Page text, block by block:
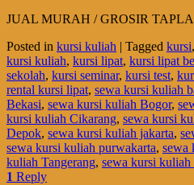
JUAL MURAH / GROSIR
Posted in kursi kuliah | Tagged kursi,
kursi kuliah, kursi lipat, kursi lipat
sekolah, kursi seminar, kursi test,
rental kursi lipat, sewa kursi kuliah
Bekasi, sewa kursi kuliah Bogor,
kursi kuliah Cikarang, sewa kursi
Depok, sewa kursi kuliah jakarta,
sewa kursi kuliah purwakarta, sewa
kuliah Tangerang, sewa kursi kuliah
1 Reply